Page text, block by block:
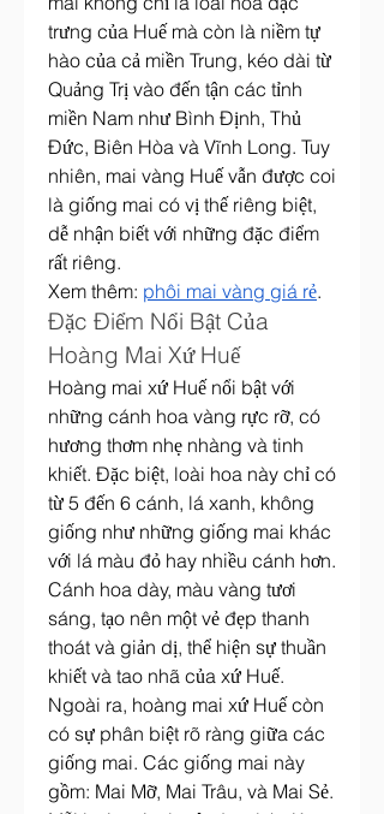
trưng của Huế mà còn là niềm tự
hào của cả miền Trung, kéo dài từ
Quảng Trị vào đến tận các tỉnh
miền Nam như Bình Định, Thủ
Đức, Biên Hòa và Vĩnh Long. Tuy
nhiên, mai vàng Huế vẫn được coi
là giống mai có vị thế riêng biệt,
dễ nhận biết với những đặc điểm
rất riêng.
Xem thêm: phôi mai vàng giá rẻ.
Đặc Điểm Nổi Bật Của
Hoàng Mai Xứ Huế
Hoàng mai xứ Huế nổi bật với
những cánh hoa vàng rực rỡ, có
hương thơm nhẹ nhàng và tinh
khiết. Đặc biệt, loài hoa này chỉ có
từ 5 đến 6 cánh, lá xanh, không
giống như những giống mai khác
với lá màu đỏ hay nhiều cánh hơn.
Cánh hoa dày, màu vàng tươi
sáng, tạo nên một vẻ đẹp thanh
thoát và giản dị, thể hiện sự thuần
khiết và tao nhã của xứ Huế.
Ngoài ra, hoàng mai xứ Huế còn
có sự phân biệt rõ ràng giữa các
giống mai. Các giống mai này
gồm: Mai Mỡ, Mai Trâu, và Mai Sẻ.